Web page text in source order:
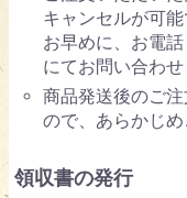
キャンセルが可能
お早めに、お電
にてお問い合わせ
商品発送後のご
ので、あらかじめ
領収書の発行